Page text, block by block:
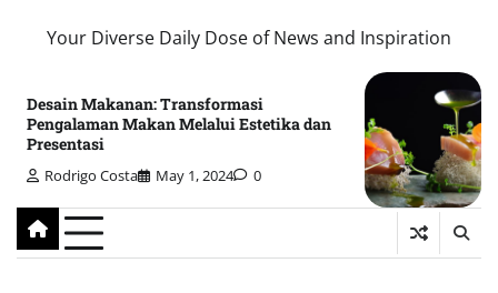
Your Diverse Daily Dose of News and Inspiration
Desain Makanan: Transformasi
Pengalaman Makan Melalui Estetika dan
Presentasi
Rodrigo Costa May 1, 2024 0